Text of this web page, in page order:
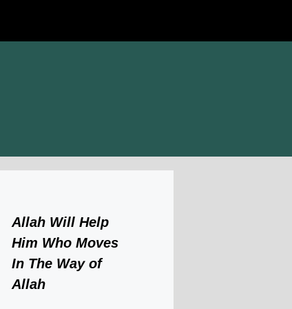
Allah Will Help
Him Who Moves
In The Way of
Allah